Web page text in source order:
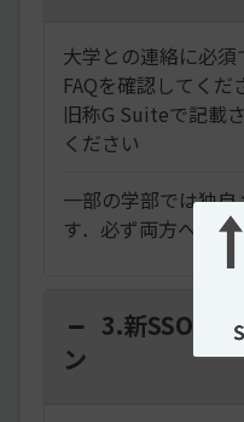
大学との連絡に必須
FAQを確認してくだ
旧称G Suiteで記載
ください
一部の学部では独
す．必ず両方への
3.新SSO(学
ン